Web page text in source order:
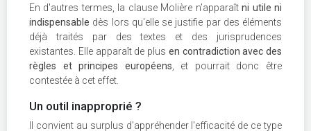
En d'autres termes, la clause Molière n’apparaîtni utile ni
indispensable dès lors qu'elle se justifie par des éléments
déjà traités par des textes et des jurisprudences
existantes. Elle apparaît de plus en contradiction avec des
règles et principes européens , et pourrait donc être
contestée à cet effet.
Un outil inapproprié ?
Il convient au surplus d'appréhender l'efficacité de ce type